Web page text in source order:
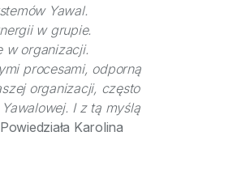
Yawal.
w grupie.
w organizacji.
procesami, odporną
organizacji, często
I z tą myślą
Powiedziała Karolina